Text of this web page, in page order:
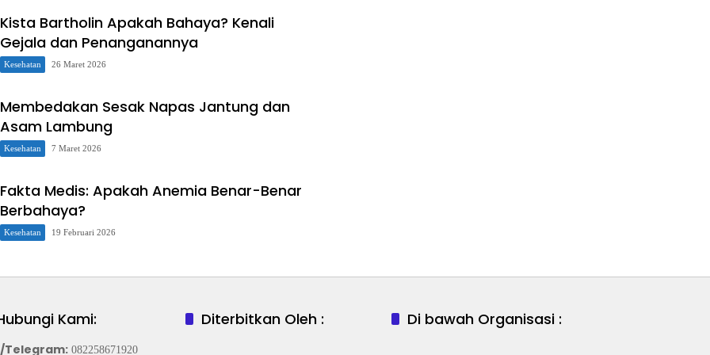
Kista Bartholin Apakah Bahaya? Kenali
Gejala dan Penanganannya
Kesehatan 26 Maret 2026
Membedakan Sesak Napas Jantung dan
Asam Lambung
Kesehatan 7 Maret 2026
Fakta Medis: Apakah Anemia Benar-Benar
Berbahaya?
Kesehatan 19 Februari 2026
Kami:
Telegram:082258671920
Diterbitkan Oleh : Di bawah Organisasi :